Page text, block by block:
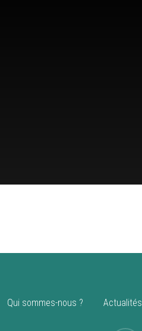
Qui sommes-nous ? Actualités